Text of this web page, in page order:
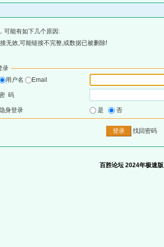
可能有如下几个原因:
无效,可能链接不完整,或数据已被删除!
录
用户名
Email
码
隐身登录 是 否
找回密码
百胜论坛 2024年极速版